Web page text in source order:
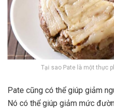
Tại sao Pate là một thực
Pate cũng có thể giúp giảm
Nó có thể giúp giảm mức